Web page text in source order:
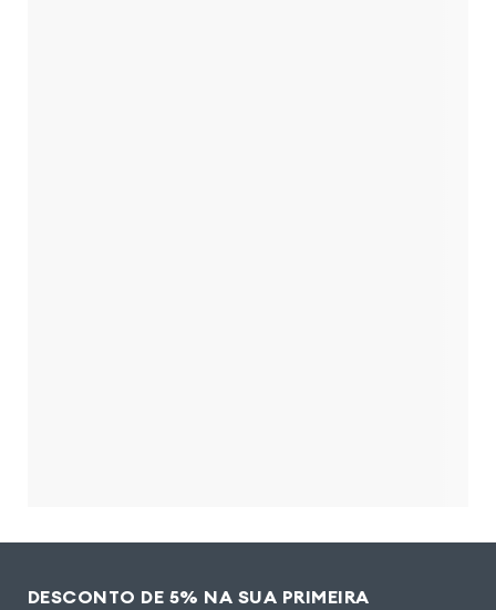
DESCONTO DE 5% NA SUA PRIMEIRA